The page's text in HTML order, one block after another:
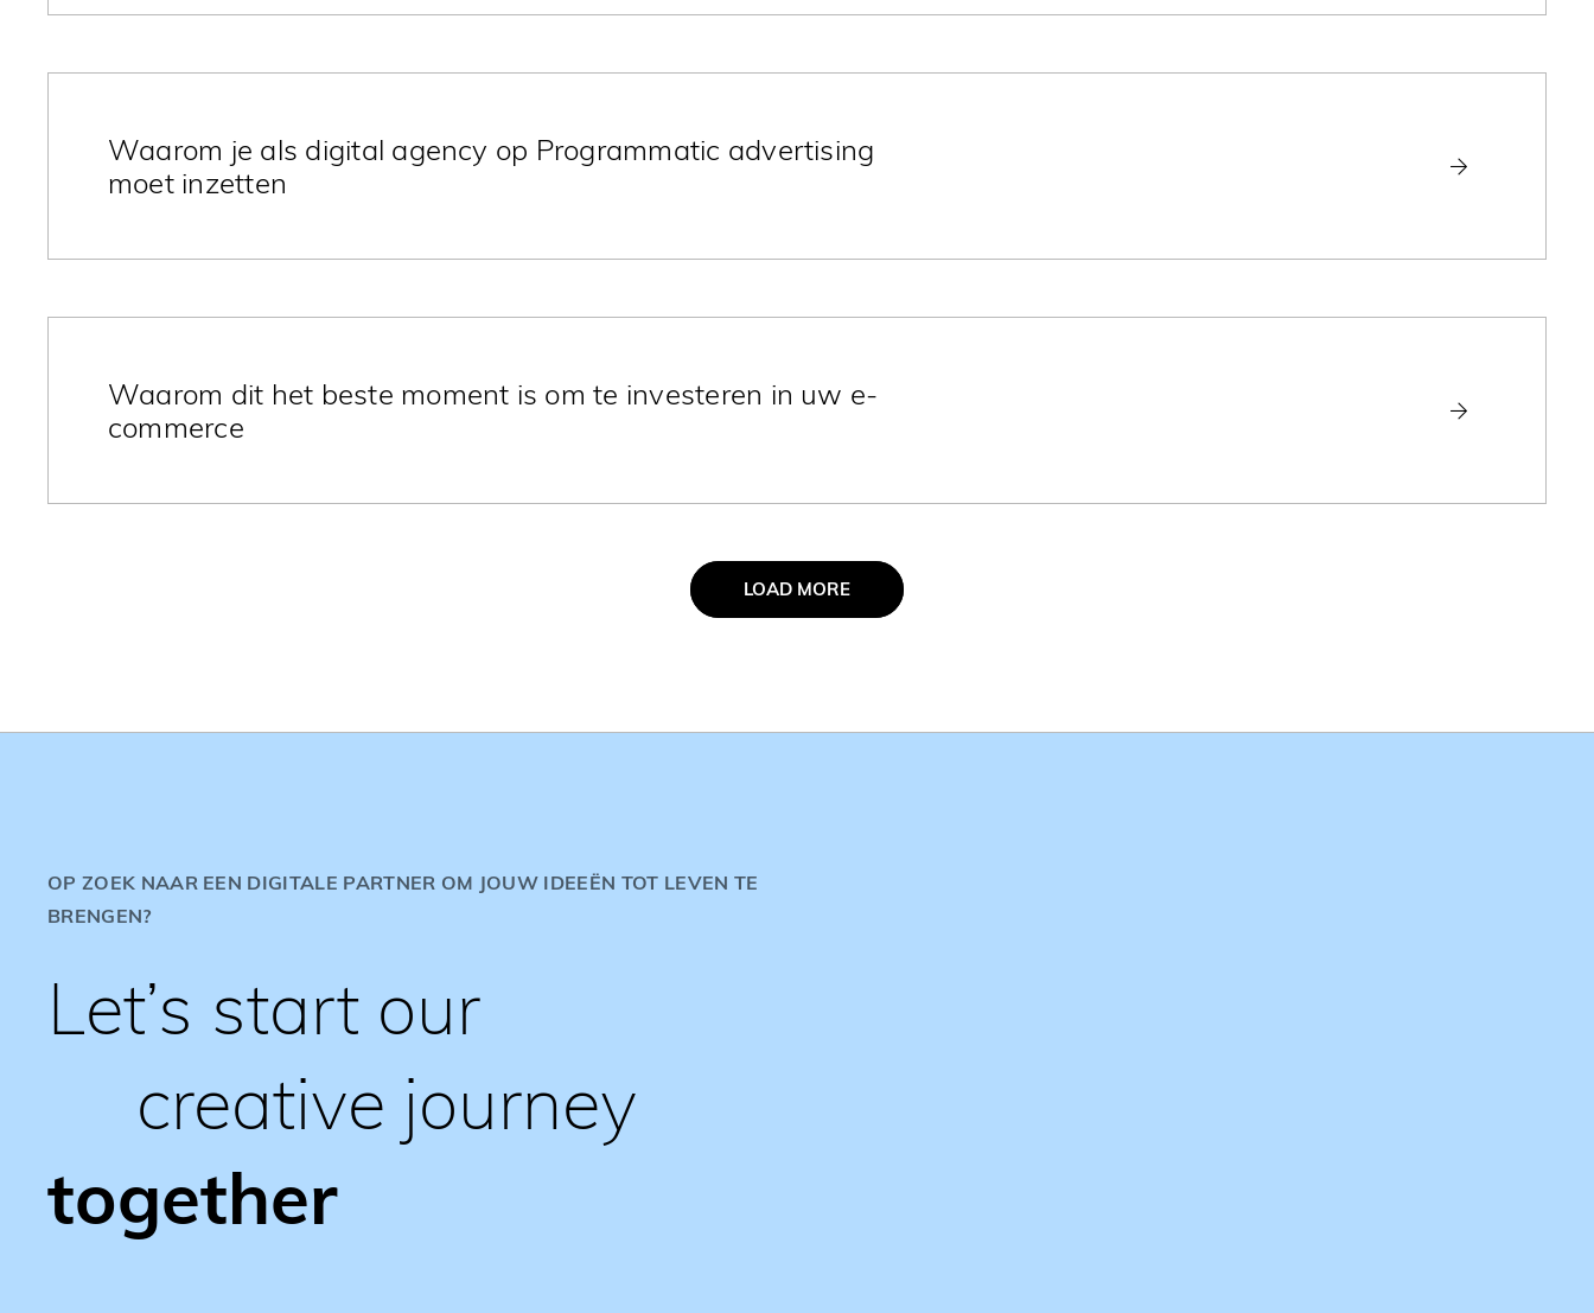
consumentengedrag en bedrijfsstrategieën. Hoe ga je hier als bedrijf mee om?
Waarom je als digital agency op Programmatic advertising
moet inzetten
ingenomen in de marketingmix van bedrijven en digitale agencies. Wat is het, hoe werkt
Waarom dit het beste moment is om te investeren in uw e-
commerce
anders, dankzij enkele financieel interessante beslissingen van de overheid.
LOAD MORE
OP ZOEK NAAR EEN DIGITALE PARTNER OM JOUW IDEEËN TOT LEVEN TE
BRENGEN?
Let’s start our
creative journey
together